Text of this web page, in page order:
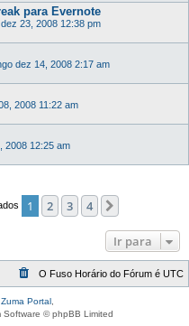
para Evernote
23, 2008 12:38 pm
dez 14, 2008 2:17 am
2008 11:22 am
2008 12:25 am
1 2 3 4
Ir para
O Fuso Horário do Fórum é UTC
Zuma Portal
Software © phpBB Limited